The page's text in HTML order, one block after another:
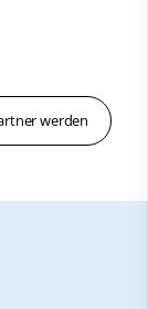
werden